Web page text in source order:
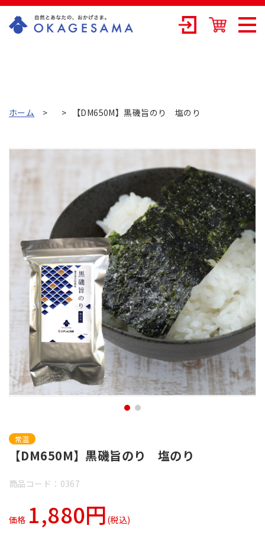
式会社の公式通
ホーム 【DM650M】黒磯旨のり 塩のり
常温
【DM650M】黒磯旨のり 塩のり
商品コード：0367
価格 1,880円 (税込)